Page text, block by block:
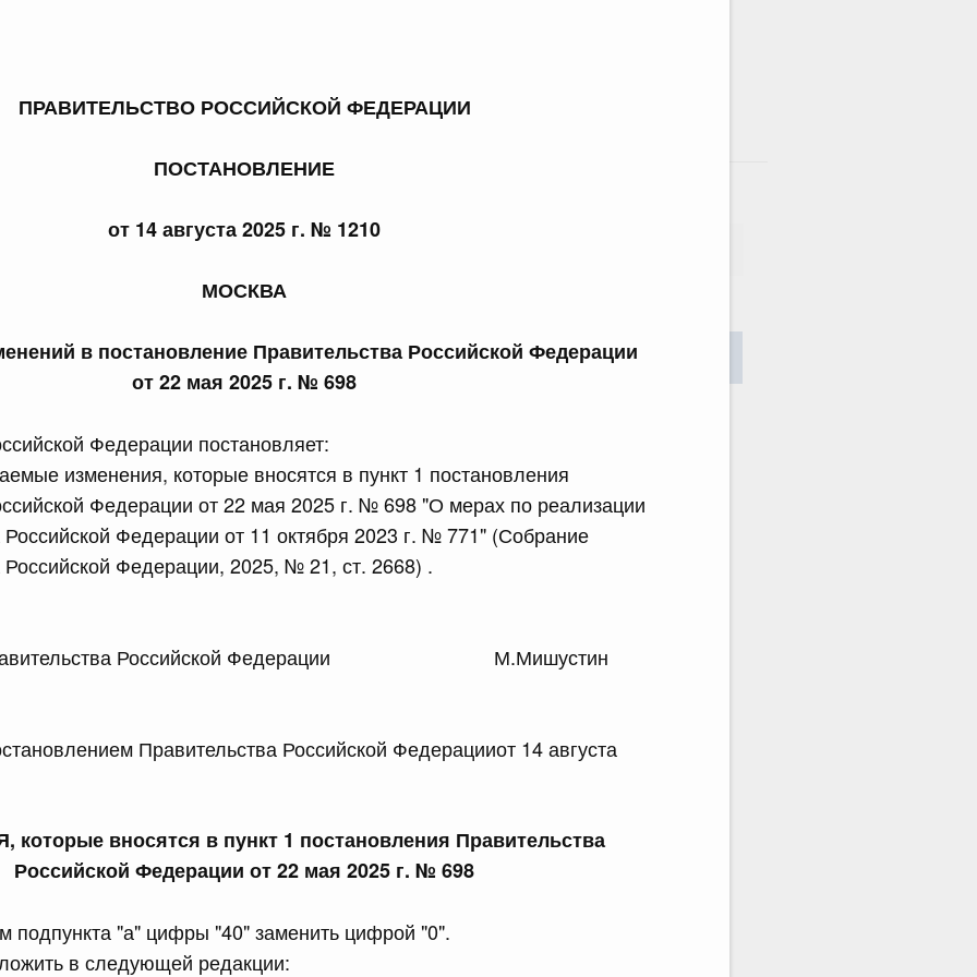
ПРАВИТЕЛЬСТВО РОССИЙСКОЙ ФЕДЕРАЦИИ
ПОСТАНОВЛЕНИЕ
от 14 августа 2025 г. № 1210
МОСКВА
в постановление Правительства Российской Федерации
от 22 мая 2025 г. № 698
Федерации постановляет:
изменения, которые вносятся в пункт 1 постановления
Федерации от 22 мая 2025 г. № 698 "О мерах по реализации
Российской Федерации от 11 октября 2023 г. № 771" (Собрание
Российской Федерации, 2025, № 21, ст. 2668) .
Правительства Российской Федерации М.Мишустин
Правительства Российской Федерацииот 14 августа
вносятся в пункт 1 постановления Правительства
Российской Федерации от 22 мая 2025 г. № 698
подпункта "а" цифры "40" заменить цифрой "0".
в следующей редакции:
к ним
июля, пятница
Федерации от 24.07.2026 г. № 933
процентной ставки размещения средств резерва
Российской Федерации по обязательному
июля, четверг
Федерации от 23.07.2026 г. № 927
изменений в Соглашение о единых принципах и
союза от 23 декабря 2014 года
Федерации от 23.07.2026 г. № 926
трудовой деятельности граждан одного